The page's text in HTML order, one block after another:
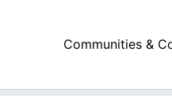
Communities &